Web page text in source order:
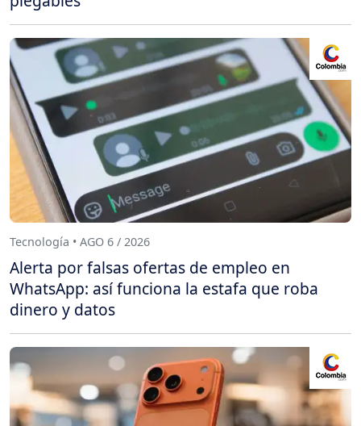
Tecnología • AGO 6 / 2026
Alerta por falsas ofertas de empleo en
WhatsApp: así funciona la estafa que roba
dinero y datos